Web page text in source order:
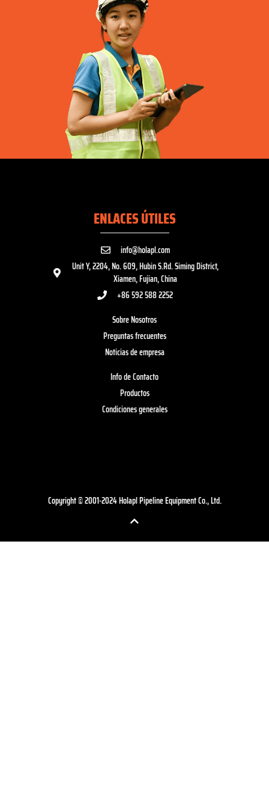
ENLACES ÚTILES
info@holapl.com
Unit Y, 2204, No. 609, Hubin S.Rd. Siming District,
Xiamen, Fujian, China
+86 592 588 2252
Sobre Nosotros
Preguntas frecuentes
Noticias de empresa
Info de Contacto
Productos
Condiciones generales
Copyright © 2001-2024 Holapl Pipeline Equipment Co., Ltd.